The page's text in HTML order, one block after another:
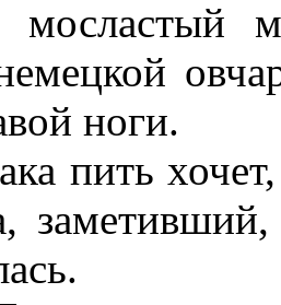
мосластый
овча
ноги.
пить
заметивший,